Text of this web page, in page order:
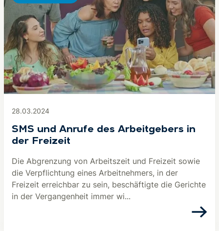
28.03.2024
SMS und Anrufe des Arbeitgebers in
der Freizeit
Die Abgrenzung von Arbeitszeit und Freizeit sowie
die Verpflichtung eines Arbeitnehmers, in der
Freizeit erreichbar zu sein, beschäftigte die Gerichte
in der Vergangenheit immer wi...